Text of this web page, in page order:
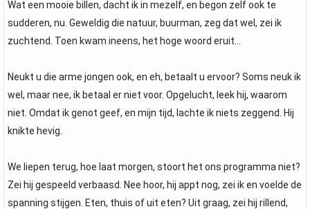
Wat een mooie billen, dacht ik in mezelf, en begon zelf ook te
sudderen, nu. Geweldig die natuur, buurman, zeg dat wel, zei ik
zuchtend. Toen kwam ineens, het hoge woord eruit…
Neukt u die arme jongen ook, en eh, betaalt u ervoor? Soms neuk ik
wel, maar nee, ik betaal er niet voor. Opgelucht, leek hij, waarom
niet. Omdat ik genot geef, en mijn tijd, lachte ik niets zeggend. Hij
knikte hevig.
We liepen terug, hoe laat morgen, stoort het ons programma niet?
Zei hij gespeeld verbaasd. Nee hoor, hij appt nog, zei ik en voelde de
spanning stijgen. Eten, thuis of uit eten? Uit graag, zei hij rillend,